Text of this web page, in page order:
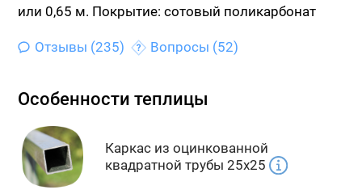
или 0,65 м. Покрытие: сотовый поликарбонат
Отзывы (235) Вопросы (52)
Особенности теплицы
Каркас из оцинкованной
квадратной трубы 25х25